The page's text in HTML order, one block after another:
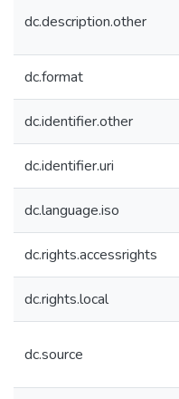
dc.description.other
dc.format
dc.identifier.other
dc.identifier.uri
dc.language.iso
dc.rights.accessrights
dc.rights.local
dc.source